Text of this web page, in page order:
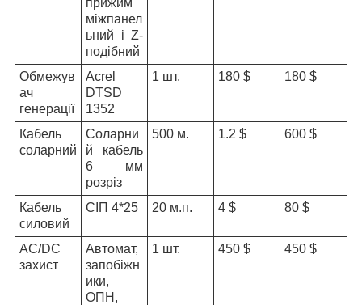
міжпанел
ьний і Z-
подібний
Обмежув
ач
генерації
Acrel
DTSD
1352
1 шт. 180 $ 180 $
Кабель
соларний
Соларни
й кабель
6 мм
розріз
500 м. 1.2 $ 600 $
Кабель
силовий
СІП 4*25 20 м.п. 4 $ 80 $
AC/DC
захист
Автомат,
запобіжн
ики,
ОПН,
1 шт. 450 $ 450 $